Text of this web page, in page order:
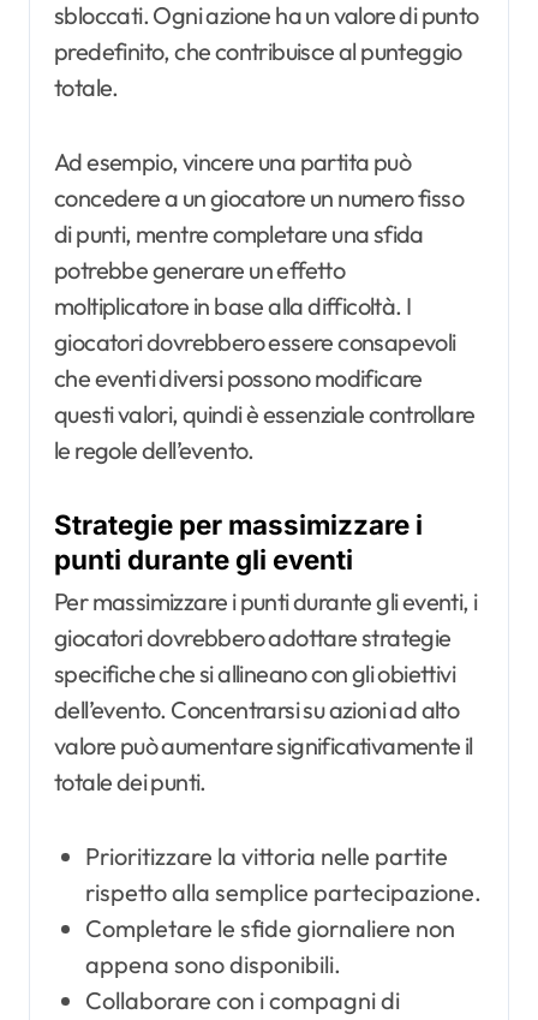
sbloccati. Ogni azione ha un valore di punto
predefinito, che contribuisce al punteggio
totale.
Ad esempio, vincere una partita può
concedere a un giocatore un numero fisso
di punti, mentre completare una sfida
potrebbe generare un effetto
moltiplicatore in base alla difficoltà. I
giocatori dovrebbero essere consapevoli
che eventi diversi possono modificare
questi valori, quindi è essenziale controllare
le regole dell’evento.
Strategie per massimizzare i
punti durante gli eventi
Per massimizzare i punti durante gli eventi, i
giocatori dovrebbero adottare strategie
specifiche che si allineano con gli obiettivi
dell’evento. Concentrarsi su azioni ad alto
valore può aumentare significativamente il
totale dei punti.
Prioritizzare la vittoria nelle partite
rispetto alla semplice partecipazione.
Completare le sfide giornaliere non
appena sono disponibili.
Collaborare con i compagni di